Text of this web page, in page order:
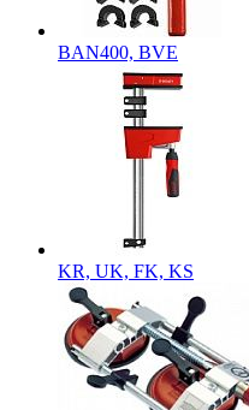
BAN400, BVE
KR, UK, FK, KS